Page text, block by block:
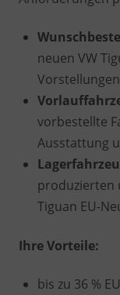
neuen VW
vorbestellte
Ausstattung
produzierten
Tiguan EU-
Ihre Vorteile:
bis zu 36 %